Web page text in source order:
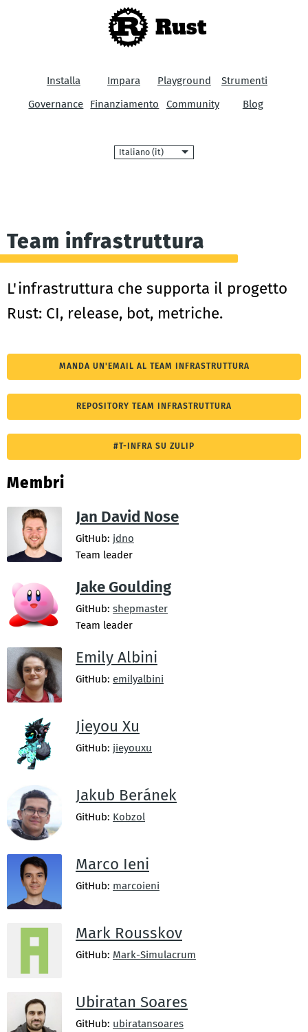
Rust
Installa Impara Playground
Strumenti
Governance
Finanziamento Community Blog
Lingua
Team infrastruttura
L'infrastruttura che supporta il progetto
Rust: CI, release, bot, metriche.
MANDA UN'EMAIL AL TEAM INFRASTRUTTURA
REPOSITORY TEAM INFRASTRUTTURA
#T-INFRA SU ZULIP
Membri
Jan David Nose
GitHub: jdno
Team leader
Jake Goulding
GitHub: shepmaster
Team leader
Emily Albini
GitHub: emilyalbini
Jieyou Xu
GitHub: jieyouxu
Jakub Beránek
GitHub: Kobzol
Marco Ieni
GitHub: marcoieni
Mark Rousskov
GitHub: Mark-Simulacrum
Ubiratan Soares
GitHub: ubiratansoares